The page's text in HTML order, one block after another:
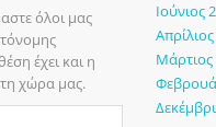
όλοι μας
έχει και η
χώρα μας.
Ιούνιος
Μάρτιος